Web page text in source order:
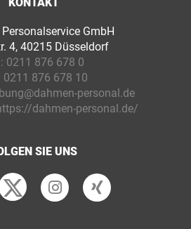
Personalservice GmbH
4, 40215 Düsseldorf
0211 876 678 0
0211 876 678 10
personal.de
dahmen-personal.de/
SIE UNS